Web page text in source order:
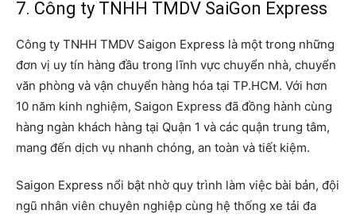
7. Công ty TNHH TMDV SaiGon Express
Công ty TNHH TMDV Saigon Express là một trong những
đơn vị uy tín hàng đầu trong lĩnh vực chuyển nhà, chuyển
văn phòng và vận chuyển hàng hóa tại TP.HCM. Với hơn
10 năm kinh nghiệm, Saigon Express đã đồng hành cùng
hàng ngàn khách hàng tại Quận 1 và các quận trung tâm,
mang đến dịch vụ nhanh chóng, an toàn và tiết kiệm.
Saigon Express nổi bật nhờ quy trình làm việc bài bản, đội
ngũ nhân viên chuyên nghiệp cùng hệ thống xe tải đa